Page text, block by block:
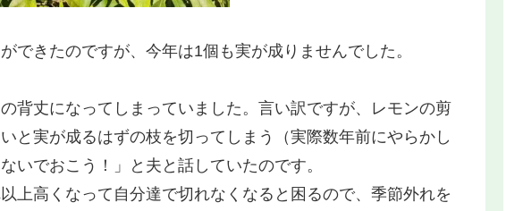
できたのですが、今年は1個も実が成りませんでした。
背丈になってしまっていました。言い訳ですが、レモンの剪
と実が成るはずの枝を切ってしまう（実際数年前にやらかし
いでおこう！」と夫と話していたのです。
上高くなって自分達で切れなくなると困るので、季節外れを